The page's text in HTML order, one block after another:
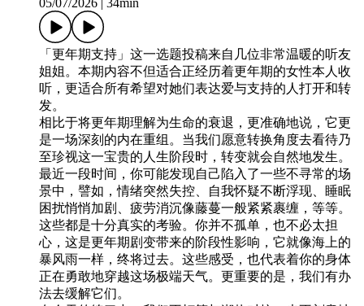
05/07/2026 34min
「更年期支持」这一选题投稿来自几位非常温暖的听友
姐姐。本期内容不但适合正经历着更年期的女性本人收
听，更适合所有希望对她们表达爱与支持的人打开和转
发。
相比于将更年期理解为生命的衰退，更准确地说，它更
是一场深刻的内在重组。当我们愿意转换角度去看待乃
至珍视这一宝贵的人生阶段时，转变就会自然地发生。
最近一段时间，你可能发现自己陷入了一些不寻常的场
景中，譬如，情绪突然失控、自我怀疑不断浮现、睡眠
困扰悄悄加剧、疲劳消沉像藤蔓一般紧紧裹缠，等等。
这些都是十分真实的考验。你并不孤单，也不必太担
心，这是更年期剧变带来的阶段性影响，它就像海上的
暴风雨一样，终将过去。这些感受，也代表着你的身体
正在勇敢地穿越这场极端天气。更重要的是，我们有办
法去缓解它们。